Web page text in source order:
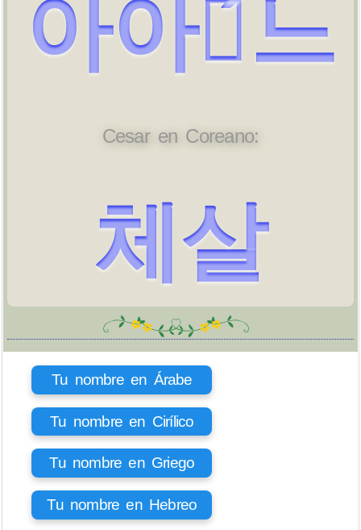
아아로́느
Cesar en Coreano:
체살
Tu nombre en Árabe
Tu nombre en Cirílico
Tu nombre en Griego
Tu nombre en Hebreo